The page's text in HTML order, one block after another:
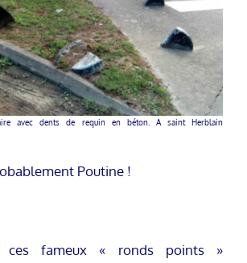
avec dents de requin en béton. A saint Herblain
Poutine !
fameux « ronds points »